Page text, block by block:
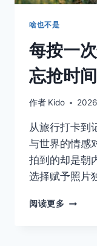
啥也不是
每按一
忘抢时间
作者 Kido
从旅行打卡到
与世界的情感
拍到的却是朝
选择赋予照片
阅读更多 每